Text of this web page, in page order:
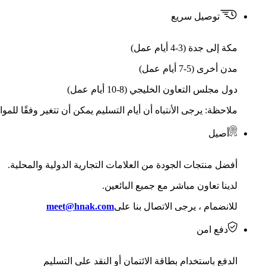
توصيل سريع
مكة إلى جدة (3-4 أيام عمل)
مدن أخرى (5-7 أيام عمل)
دول مجلس التعاون الخليجي (8-10 أيام عمل)
ملاحظة: يرجى الأنتباه أن أيام التسليم يمكن أن تتغير وفقًا
أصيل
أفضل منتجات الجودة من العلامات التجارية الدولية والمحلية.
لدينا تعاون مباشر مع جميع البائعين.
للانضمام ، يرجى الاتصال بنا علىmeet@hnak.com
دفع امن
الدفع باستخدام بطاقة الائتمان أو النقد على التسليم